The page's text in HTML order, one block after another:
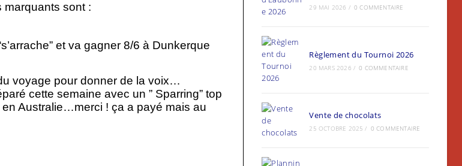
marquants sont :
et va gagner 8/6 à Dunkerque
voyage pour donner de la voix…
cette semaine avec un ” Sparring” top
Australie…merci ! ça a payé mais au
29 MAI 2026 / 0 COMMENTAIRE
Règlement du Tournoi 2026
20 MARS 2026 / 0 COMMENTAIRE
Vente de chocolats
25 OCTOBRE 2025 / 0 COMMENTAIRE